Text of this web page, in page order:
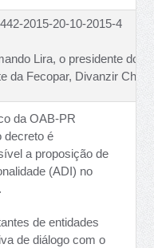
Lira, o presidente do
da Fecopar, Divanzir
da OAB-PR
decreto é
a proposição de
(ADI) no
de entidades
de diálogo com o